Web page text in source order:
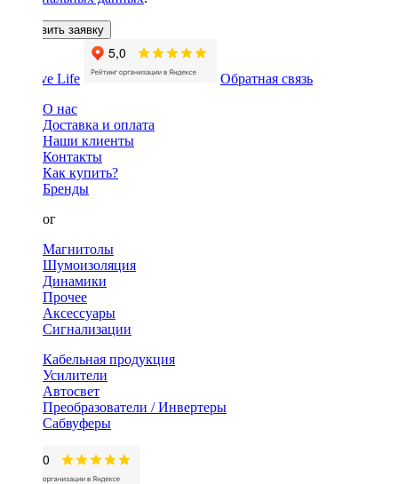
Оставить заявку
Обратная связь
О нас
Доставка и оплата
Наши клиенты
Контакты
Как купить?
Бренды
Каталог
Магнитолы
Шумоизоляция
Динамики
Прочее
Аксессуары
Сигнализации
Кабельная продукция
Усилители
Автосвет
Преобразователи / Инвертеры
Сабвуферы